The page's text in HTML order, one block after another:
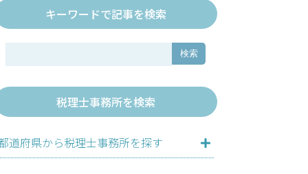
キーワードで記事を検索
検索
税理士事務所を検索
道府県から税理士事務所を探す